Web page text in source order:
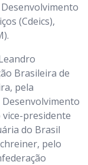
(Cdeics),
Brasileira de
pela
presidente
do Brasil
pelo